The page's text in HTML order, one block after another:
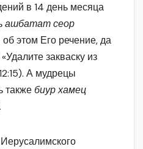
в 14 день месяца
ашбатат сеор
этом Его речение, да
закваску из
А мудрецы
такжебиур хамец
Иерусалимского